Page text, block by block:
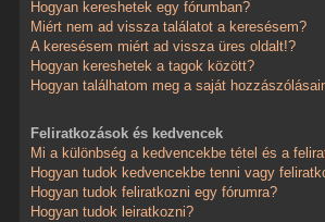
Hogyan kereshetek egy fórumban?
Miért nem ad vissza találatot a keresésem?
A keresésem miért ad vissza üres oldalt!?
Hogyan kereshetek a tagok között?
Hogyan találhatom meg a saját
Feliratkozások és kedvencek
Mi a különbség a kedvencekbe tétel és a
Hogyan tudok kedvencekbe tenni vagy
Hogyan tudok feliratkozni egy fórumra?
Hogyan tudok leiratkozni?